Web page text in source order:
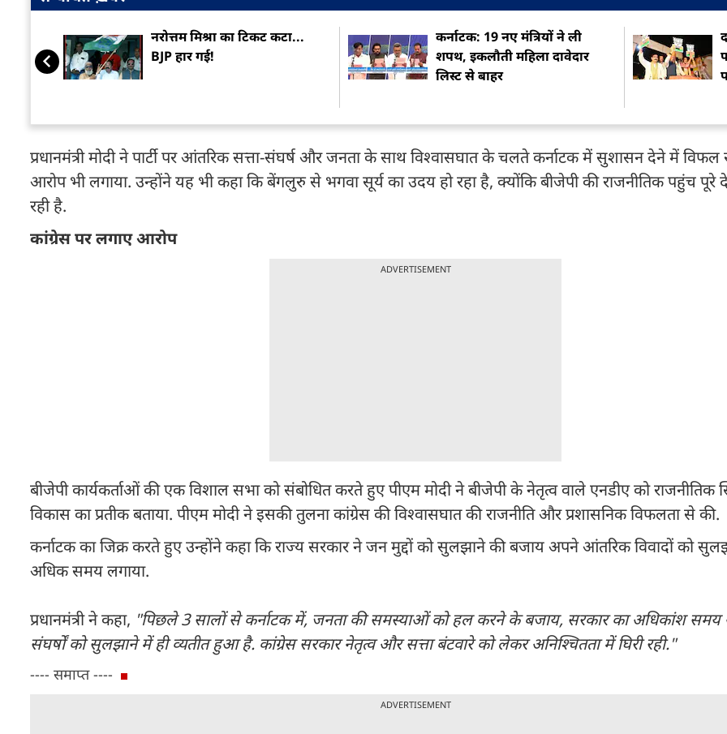
नरोत्तम मिश्रा का टिकट कटा...
BJP हार गई!
कर्नाटक: 19 नए मंत्रियों ने ली
शपथ, इकलौती महिला दावेदार
लिस्ट से बाहर
प्रधानमंत्री मोदी ने पार्टी पर आंतरिक सत्ता-संघर्ष और जनता के साथ विश्वासघात के चलते कर्नाटक में सुशासन देने में विफल
आरोप भी लगाया. उन्होंने यह भी कहा कि बेंगलुरु से भगवा सूर्य का उदय हो रहा है, क्योंकि बीजेपी की राजनीतिक पहुंच
रही है.
कांग्रेस पर लगाए आरोप
ADVERTISEMENT
बीजेपी कार्यकर्ताओं की एक विशाल सभा को संबोधित करते हुए पीएम मोदी ने बीजेपी के नेतृत्व वाले एनडीए को राजनीतिक
विकास का प्रतीक बताया. पीएम मोदी ने इसकी तुलना कांग्रेस की विश्वासघात की राजनीति और प्रशासनिक विफलता से की.
कर्नाटक का जिक्र करते हुए उन्होंने कहा कि राज्य सरकार ने जन मुद्दों को सुलझाने की बजाय अपने आंतरिक विवादों को
अधिक समय लगाया.
प्रधानमंत्री ने कहा, "पिछले 3 सालों से कर्नाटक में, जनता की समस्याओं को हल करने के बजाय, सरकार का अधिकांश
संघर्षों को सुलझाने में ही व्यतीत हुआ है. कांग्रेस सरकार नेतृत्व और सत्ता बंटवारे को लेकर अनिश्चितता में घिरी रही."
---- समाप्त ----
ADVERTISEMENT